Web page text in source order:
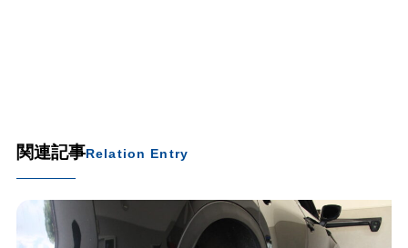
関連記事Relation Entry